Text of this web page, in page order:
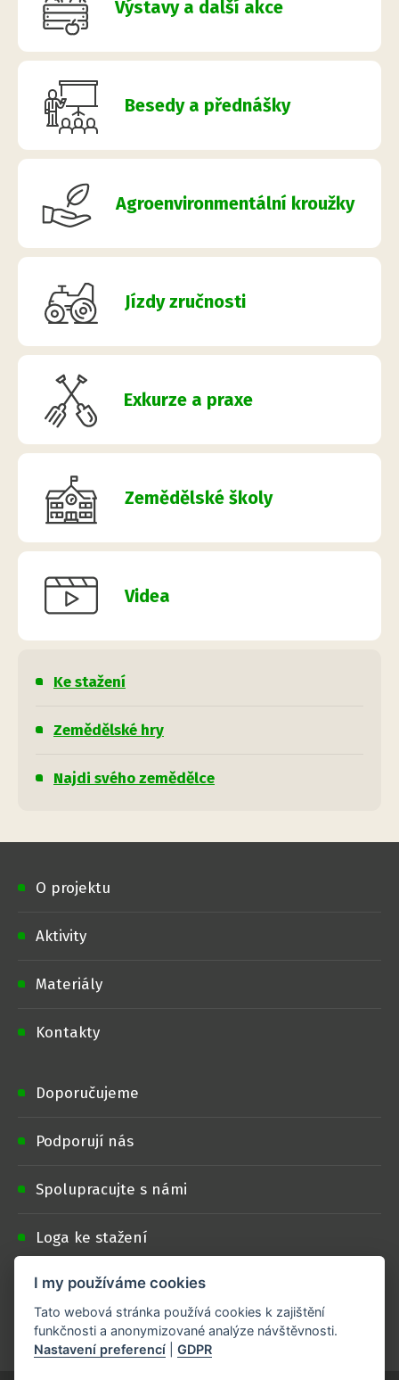
Výstavy a další akce
Besedy a přednášky
Agroenvironmentální kroužky
Jízdy zručnosti
Exkurze a praxe
Zemědělské školy
Videa
Ke stažení
Zemědělské hry
Najdi svého zemědělce
O projektu
Aktivity
Materiály
Kontakty
Doporučujeme
Podporují nás
Spolupracujte s námi
Loga ke stažení
Projekt je realizován s finanční podporou
Ministerstva zemědělství.
I my používáme cookies
Tato webová stránka používá cookies k zajištění
funkčnosti a anonymizované analýze návštěvnosti.
Nastavení preferencí |GDPR